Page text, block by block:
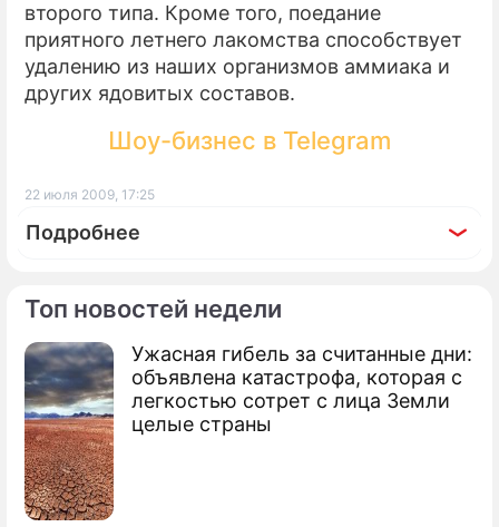
Топ новостей недели
Ужасная гибель за считанные дни:
объявлена катастрофа, которая с
легкостью сотрет с лица Земли
целые страны
второго типа. Кроме того, поедание
приятного летнего лакомства способствует
удалению из наших организмов аммиака и
других ядовитых составов.
Шоу-бизнес в Telegram
22 июля 2009, 17:25
Подробнее
По теме
Москва открыла сезон продажи арбузов
Арбуз-гигант продан по рекордной
цене